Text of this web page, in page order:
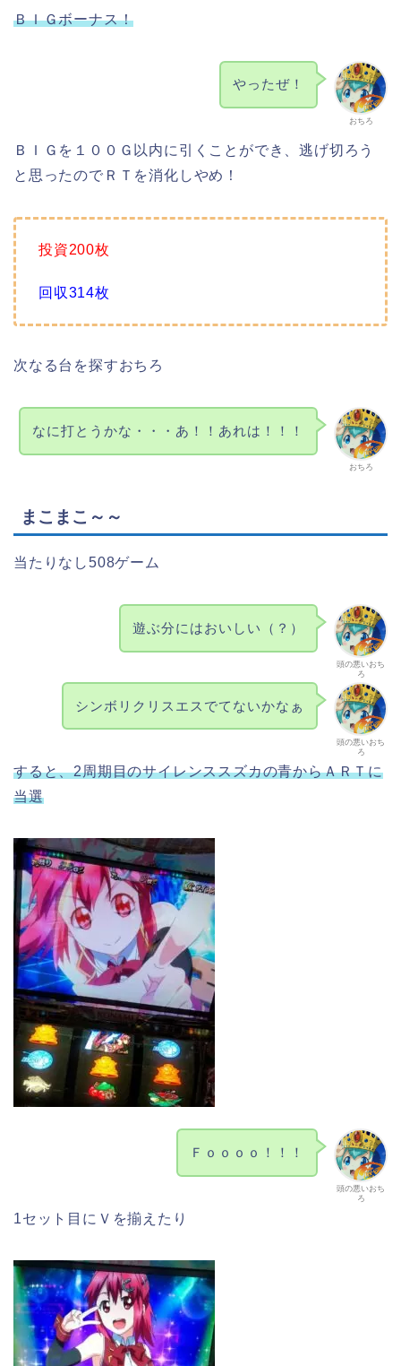
ＢＩＧボーナス！
おちろ
やったぜ！
ＢＩＧを１００Ｇ以内に引くことができ、逃げ切ろう
と思ったのでＲＴを消化しやめ！
投資200枚
回収314枚
次なる台を探すおちろ
おちろ
なに打とうかな・・・あ！！あれは！！！
まこまこ～～
当たりなし508ゲーム
頭の悪いおち
ろ
遊ぶ分にはおいしい（？）
頭の悪いおち
ろ
シンボリクリスエスでてないかなぁ
すると、2周期目のサイレンススズカの青からＡＲＴに
当選
頭の悪いおち
ろ
Ｆｏｏｏｏ！！！
1セット目にＶを揃えたり